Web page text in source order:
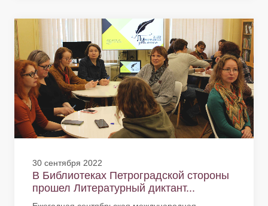
30 сентября 2022
В Библиотеках Петроградской стороны
прошел Литературный диктант...